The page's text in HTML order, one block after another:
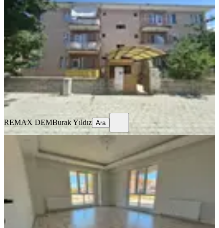
Geniş 3+1 Kiralık Daire
Merkez, Ergenekon Mahallesi
3+1·135 m² 3. Kat 17.07.2026
15.500 ₺
REMAX DEM Burak Yıldız
Ara
REMAX DEMBurak Yıldız Ara
🏡 Kiralık 2+1 Daire
Merkez, Kazım Karabekir Mahallesi
2+1·90 m² Düz Giriş (Zemin)
22.000 ₺